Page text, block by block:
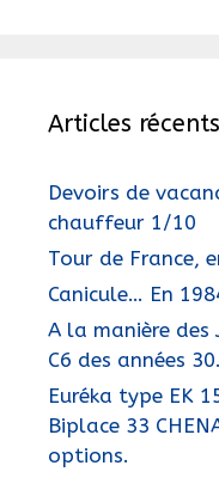
Articles récents
Devoirs de
chauffeur 1/10
Tour de France,
Canicule… En
A la manière
C6 des années 30.
Euréka type EK
Biplace 33
options.